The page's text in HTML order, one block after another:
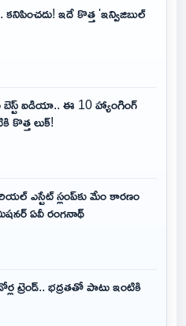
ఇదే కొత్త 'ఇన్విజిబుల్
బెస్ట్ ఐడియా.. ఈ 10 హ్యాంగింగ్
కొత్త లుక్!
ఎస్టేట్ స్లంప్‌కు మేం కారణం
ఏవీ రంగనాథ్
ట్రెండ్.. భద్రతతో పాటు ఇంటికి